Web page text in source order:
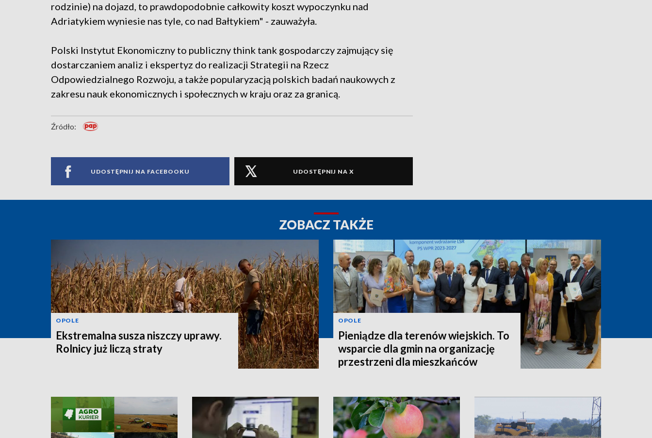
rodzinie) na dojazd, to prawdopodobnie całkowity koszt wypoczynku nad
Adriatykiem wyniesie nas tyle, co nad Bałtykiem" - zauważyła.
Polski Instytut Ekonomiczny to publiczny think tank gospodarczy zajmujący się
dostarczaniem analiz i ekspertyz do realizacji Strategii na Rzecz
Odpowiedzialnego Rozwoju, a także popularyzacją polskich badań naukowych z
zakresu nauk ekonomicznych i społecznych w kraju oraz za granicą.
Źródło:
UDOSTĘPNIJ NA FACEBOOKU UDOSTĘPNIJ NA X
ZOBACZ TAKŻE
OPOLE
Ekstremalna susza niszczy uprawy.
Rolnicy już liczą straty
OPOLE
Pieniądze dla terenów wiejskich. To
wsparcie dla gmin na organizację
przestrzeni dla mieszkańców